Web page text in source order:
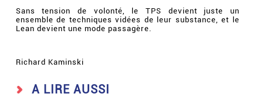
Sans tension de volonté, le TPS devient juste un
ensemble de techniques vidées de leur substance, et le
Lean devient une mode passagère.
Richard Kaminski
A LIRE AUSSI